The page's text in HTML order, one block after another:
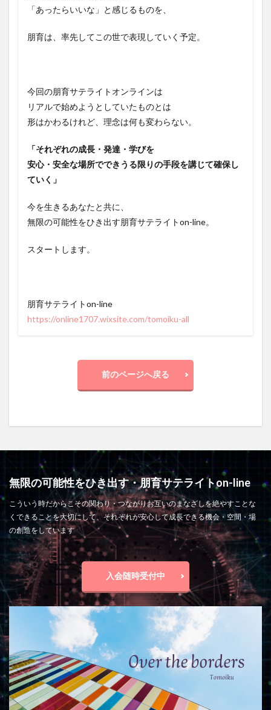
「あったらいいな」と感じるものを、
朋育は、率先してこの世で表現していく予定。
今回の朋育サテライトオンラインは
リアルで始めようとしていたものとは
形はかわるけれど、理念は何も変わらない。
「それぞれの成長・発達・学びを
安心・安全な場所でできうる限りの手段を講じて確保し
ていく」
今を生きるあなたと共に、
無限の可能性をひき出す朋育サテライトon-line。
スタートします。
朋育サテライトon-line
https://online1707.wixsite.com/tomoiku-all
前のページへ戻る
無限の可能性をひき出す・朋育サテライトon-line
こういう時だからこその関わり・つながりお互いのまなざしを絶やすことな
くできることを大切にして、それぞれが安心して成長できる機会・空間・場
の創造をしています
入会随時受付中